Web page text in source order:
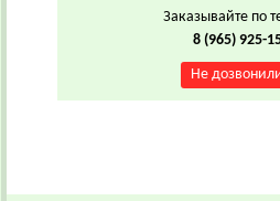
Заказывайте по
8 (965) 925-
Не